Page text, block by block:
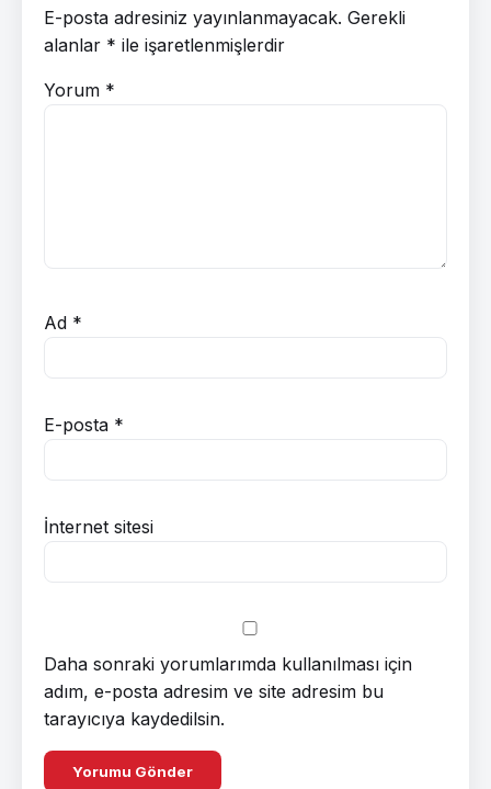
E-posta adresiniz yayınlanmayacak. Gerekli
alanlar * ile işaretlenmişlerdir
Yorum *
Ad *
E-posta *
İnternet sitesi
Daha sonraki yorumlarımda kullanılması için
adım, e-posta adresim ve site adresim bu
tarayıcıya kaydedilsin.